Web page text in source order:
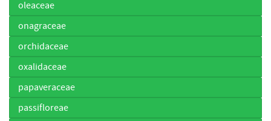
oleaceae
onagraceae
orchidaceae
oxalidaceae
papaveraceae
passifloreae